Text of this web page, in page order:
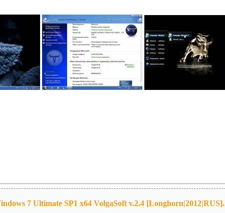
7 Ultimate SP1 x64 VolgaSoft v.2.4 [Longhorn|2012|RUS].